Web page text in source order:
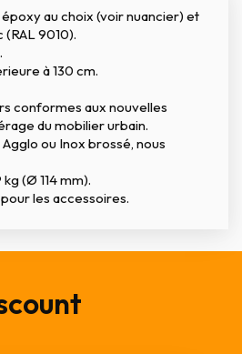
au choix (voir nuancier) et
9010).
à 130 cm.
conformes aux nouvelles
du mobilier urbain.
ou Inox brossé, nous
(Ø 114 mm).
les accessoires.